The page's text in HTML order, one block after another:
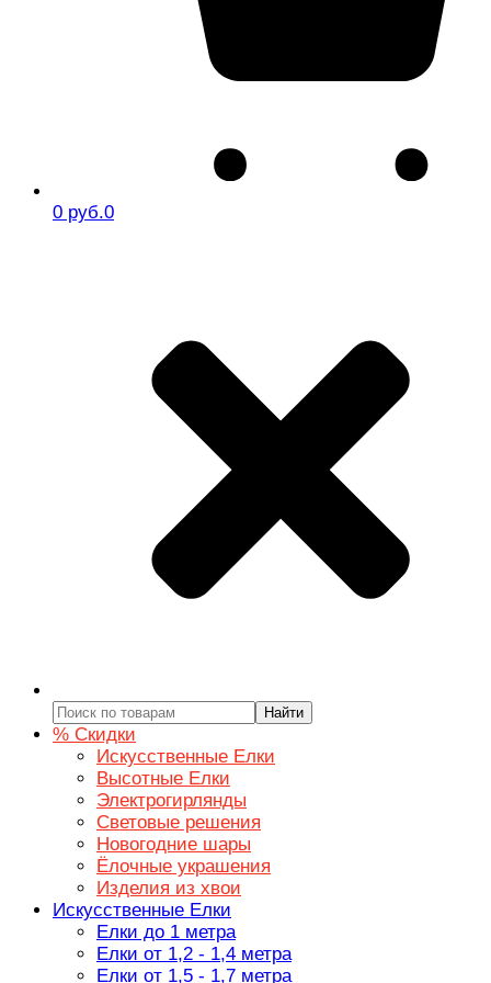
0 руб.0
Найти
% Скидки
Искусственные Елки
Высотные Елки
Электрогирлянды
Световые решения
Новогодние шары
Ёлочные украшения
Изделия из хвои
Искусственные Елки
Елки до 1 метра
Елки от 1,2 - 1,4 метра
Елки от 1,5 - 1,7 метра